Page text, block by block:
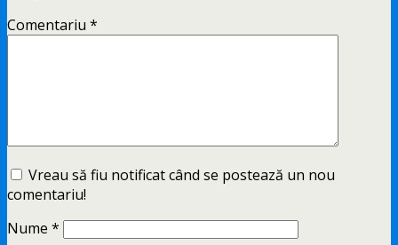
Comentariu *
Vreau să fiu notificat când se postează un nou
comentariu!
Nume *